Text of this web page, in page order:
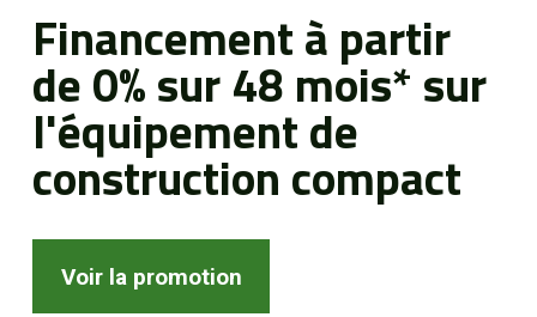
Financement à partir
de 0% sur 48 mois* sur
l'équipement de
construction compact
Voir la promotion